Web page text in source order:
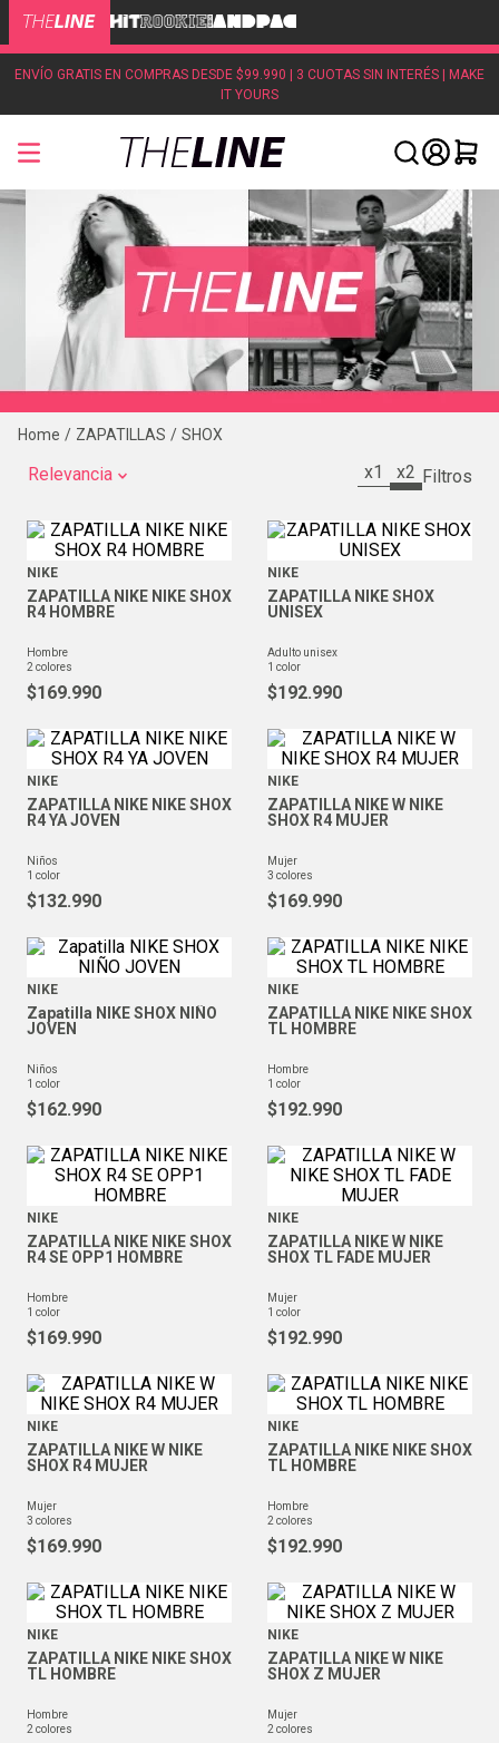
ENVÍO GRATIS EN COMPRAS DESDE $99.990 | 3 CUOTAS SIN INTERÉS | MAKE
IT YOURS
ZAPATILLAS SHOX
Relevancia x1 x2
NIKE
ZAPATILLA NIKE NIKE SHOX
R4 HOMBRE
hombre
2 colores
$169.990
NIKE
ZAPATILLA NIKE SHOX
UNISEX
adulto unisex
1 color
$192.990
NIKE
ZAPATILLA NIKE NIKE SHOX
R4 YA JOVEN
niños
1 color
$132.990
NIKE
ZAPATILLA NIKE W NIKE
SHOX R4 MUJER
mujer
3 colores
$169.990
NIKE
Zapatilla NIKE SHOX NIÑO
JOVEN
niños
1 color
$162.990
NIKE
ZAPATILLA NIKE NIKE SHOX
TL HOMBRE
hombre
1 color
$192.990
NIKE
ZAPATILLA NIKE NIKE SHOX
R4 SE OPP1 HOMBRE
hombre
1 color
$169.990
NIKE
ZAPATILLA NIKE W NIKE
SHOX TL FADE MUJER
mujer
1 color
$192.990
NIKE
ZAPATILLA NIKE W NIKE
SHOX R4 MUJER
mujer
3 colores
$169.990
NIKE
ZAPATILLA NIKE NIKE SHOX
TL HOMBRE
hombre
2 colores
$192.990
NIKE
ZAPATILLA NIKE NIKE SHOX
TL HOMBRE
hombre
2 colores
NIKE
ZAPATILLA NIKE W NIKE
SHOX Z MUJER
mujer
2 colores